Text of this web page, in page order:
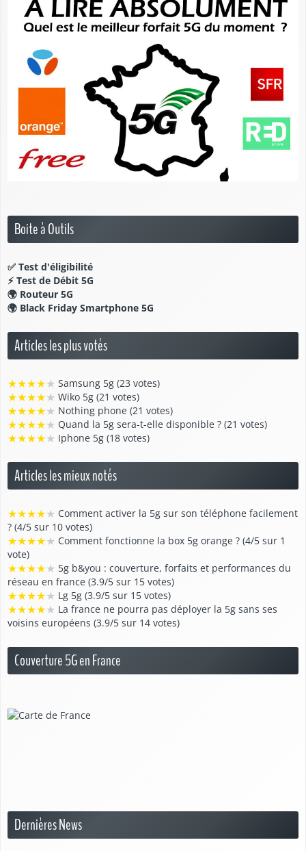
Boite à Outils
✅ Test d'éligibilité
⚡ Test de Débit 5G
🌍 Routeur 5G
🌍 Black Friday Smartphone 5G
Articles les plus votés
★★★★★ Samsung 5g (23 votes)
★★★★★ Wiko 5g (21 votes)
★★★★★ Nothing phone (21 votes)
★★★★★ Quand la 5g sera-t-elle disponible ? (21 votes)
★★★★★ Iphone 5g (18 votes)
Articles les mieux notés
★★★★★ Comment activer la 5g sur son téléphone facilement
? (4/5 sur 10 votes)
★★★★★ Comment fonctionne la box 5g orange ? (4/5 sur 1
vote)
★★★★★ 5g b&you : couverture, forfaits et performances du
réseau en france (3.9/5 sur 15 votes)
★★★★★ Lg 5g (3.9/5 sur 15 votes)
★★★★★ La france ne pourra pas déployer la 5g sans ses
voisins européens (3.9/5 sur 14 votes)
Couverture 5G en France
Dernières News